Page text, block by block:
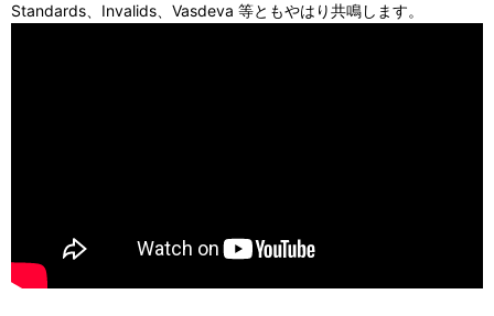
Standards、Invalids、Vasdeva 等ともやはり共鳴します。